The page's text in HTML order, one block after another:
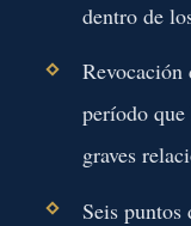
dentro de
período
graves
Seis